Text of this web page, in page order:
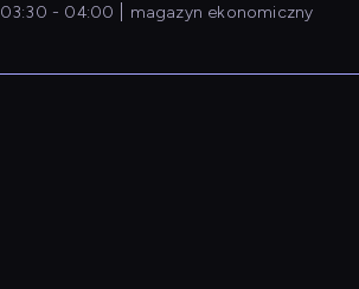
03:30 - 04:00 magazyn ekonomiczny